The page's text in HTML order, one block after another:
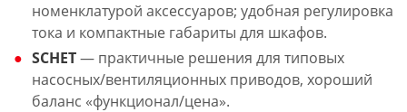
номенклатурой аксессуаров; удобная регулировка
тока и компактные габариты для шкафов.
SCHET— практичные решения для типовых
насосных/вентиляционных приводов, хороший
баланс «функционал/цена».